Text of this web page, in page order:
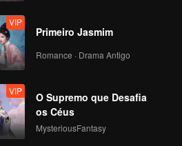
VIP
Primeiro Jasmim
Romance · Drama Antigo
VIP
O Supremo que Desafia
os Céus
MysteriousFantasy